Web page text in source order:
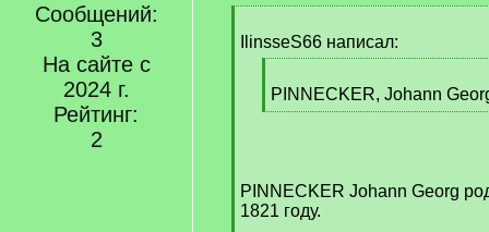
Сообщений:
3
На сайте с
2024 г.
Рейтинг:
2
qIlinsseS66 написал:
q
]
PINNECKER, Johann
[
PINNECKER Johann Georg
1821 году.